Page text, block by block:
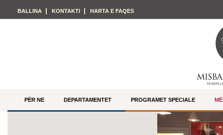
BALLINA KONTAKTI HARTA E FAQES
PËR NE DEPARTAMENTET PROGRAMET SPECIALE